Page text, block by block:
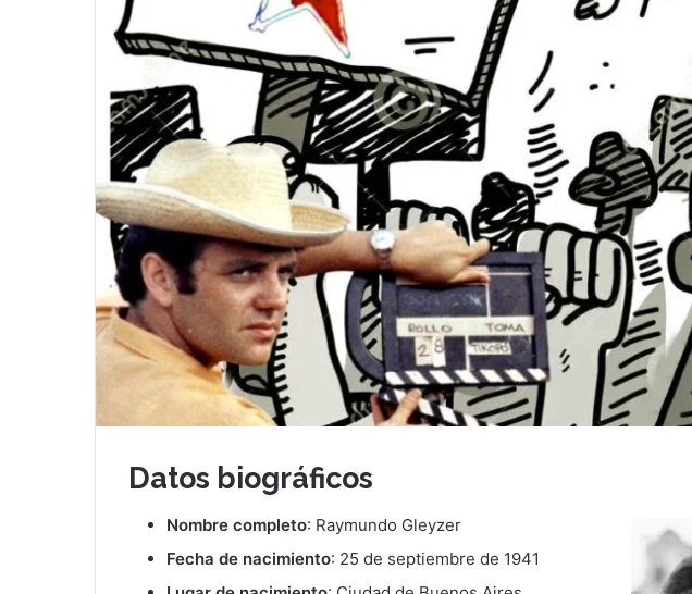
Datos biográficos
Nombre completo: Raymundo Gleyzer
Fecha de nacimiento: 25 de septiembre de 1941